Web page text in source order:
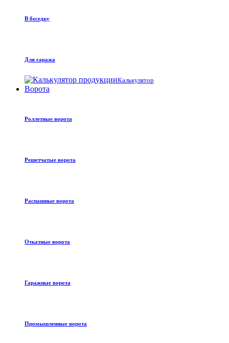
В беседку
Для гаража
Калькулятор
Ворота
Роллетные ворота
Решетчатые ворота
Распашные ворота
Откатные ворота
Гаражные ворота
Промышленные ворота